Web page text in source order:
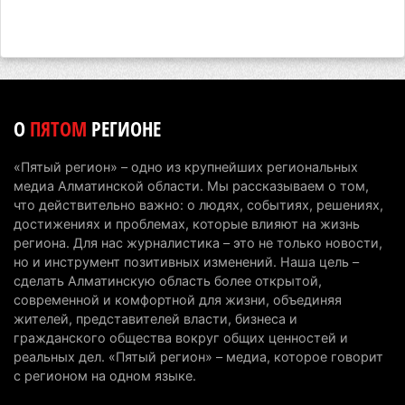
топлива для самолетов: пилотный проект
5 августа 2026 г. 12:32
Туриста с тяжелыми травмами эвакуировали в
горах Алматинской области после камнепада
5 августа 2026 г. 11:23 162
Хозяина собак, едва не загрызших ребенка в
Алматинской области, судят спустя год после
трагедии
5 августа 2026 г. 09:17
ОПЯТОМ РЕГИОНЕ
«Пятый регион» – одно из крупнейших региональных
медиа Алматинской области. Мы рассказываем о том,
что действительно важно: о людях, событиях, решениях,
достижениях и проблемах, которые влияют на жизнь
региона. Для нас журналистика – это не только новости,
но и инструмент позитивных изменений. Наша цель –
сделать Алматинскую область более открытой,
современной и комфортной для жизни, объединяя
жителей, представителей власти, бизнеса и
гражданского общества вокруг общих ценностей и
реальных дел. «Пятый регион» – медиа, которое говорит
с регионом на одном языке.